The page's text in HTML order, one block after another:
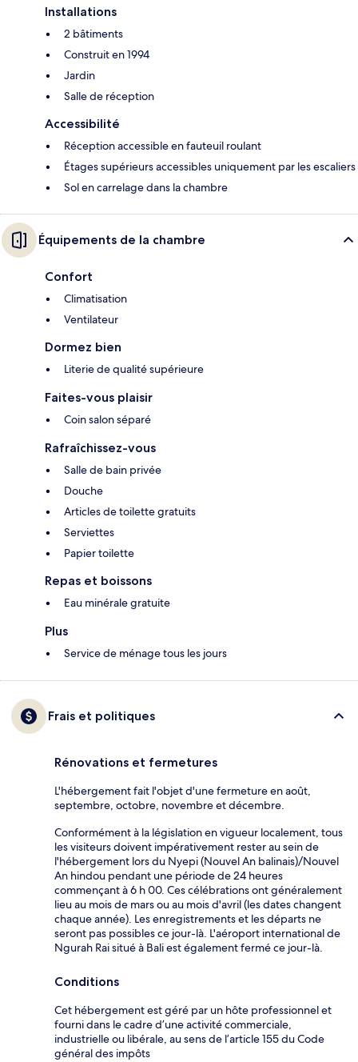
Installations
2 bâtiments
Construit en 1994
Jardin
Salle de réception
Accessibilité
Réception accessible en fauteuil roulant
Étages supérieurs accessibles uniquement par les escaliers
Sol en carrelage dans la chambre
Équipements de la chambre
Confort
Climatisation
Ventilateur
Dormez bien
Literie de qualité supérieure
Faites-vous plaisir
Coin salon séparé
Rafraîchissez-vous
Salle de bain privée
Douche
Articles de toilette gratuits
Serviettes
Papier toilette
Repas et boissons
Eau minérale gratuite
Plus
Service de ménage tous les jours
Frais et politiques
Rénovations et fermetures
L'hébergement fait l'objet d'une fermeture en août,
septembre, octobre, novembre et décembre.
Conformément à la législation en vigueur localement, tous
les visiteurs doivent impérativement rester au sein de
l'hébergement lors du Nyepi (Nouvel An balinais)/Nouvel
An hindou pendant une période de 24 heures
commençant à 6 h 00. Ces célébrations ont généralement
lieu au mois de mars ou au mois d'avril (les dates changent
chaque année). Les enregistrements et les départs ne
seront pas possibles ce jour-là. L'aéroport international de
Ngurah Rai situé à Bali est également fermé ce jour-là.
Conditions
Cet hébergement est géré par un hôte professionnel et
fourni dans le cadre d’une activité commerciale,
industrielle ou libérale, au sens de l’article 155 du Code
général des impôts